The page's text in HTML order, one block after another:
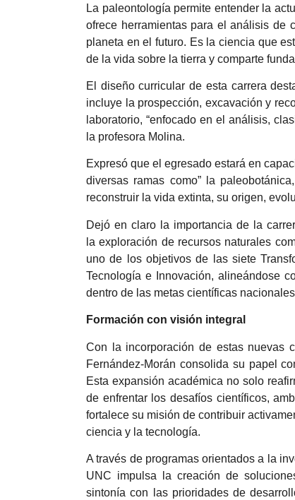
La paleontología permite entender la
ofrece herramientas para el análisis de
planeta en el futuro. Es la ciencia que
de la vida sobre la tierra y comparte
El diseño curricular de esta carrera
incluye la prospección, excavación y
laboratorio, “enfocado en el análisis,
la profesora Molina.
Expresó que el egresado estará en
diversas ramas como” la
reconstruir la vida extinta, su origen,
Dejó en claro la importancia de la
la exploración de recursos naturales
uno de los objetivos de las siete
Tecnología e Innovación, alineándose
dentro de las metas científicas
Formación con visión integral
Con la incorporación de estas nuevas
Fernández-Morán consolida su papel
Esta expansión académica no solo
de enfrentar los desafíos científicos,
fortalece su misión de contribuir
ciencia y la tecnología.
A través de programas orientados a la
UNC impulsa la creación de
sintonía con las prioridades de